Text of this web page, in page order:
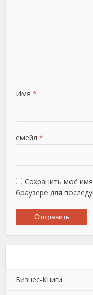
Имя *
емейл *
Сохранить моё
браузере для
Бизнес-Книги